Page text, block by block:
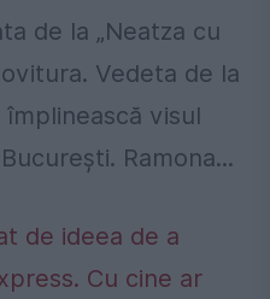
de la „Neatza cu
Vedeta de la
visul
Ramona...